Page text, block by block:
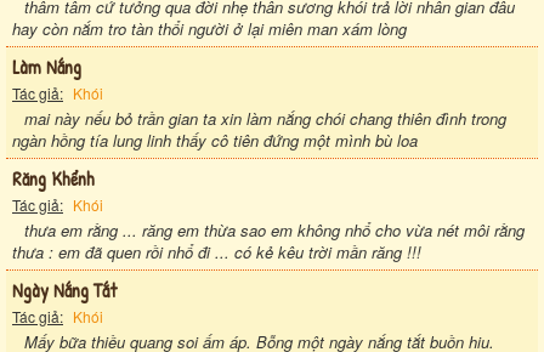
thâm tâm cứ tưởng qua đời nhẹ thân sương khói trả lời nhân gian đâu
hay còn nắm tro tàn thổi người ở lại miên man xám lòng
Làm Nắng
Tác giả: Khói
mai này nếu bỏ trần gian ta xin làm nắng chói chang thiên đình trong
ngàn hồng tía lung linh thấy cô tiên đứng một mình bù loa
Răng Khểnh
Tác giả: Khói
thưa em rằng ... răng em thừa sao em không nhổ cho vừa nét môi rằng
thưa : em đã quen rồi nhổ đi ... có kẻ kêu trời mần răng !!!
Ngày Nắng Tắt
Tác giả: Khói
Mấy bữa thiều quang soi ấm áp. Bỗng một ngày nắng tắt buồn hiu.